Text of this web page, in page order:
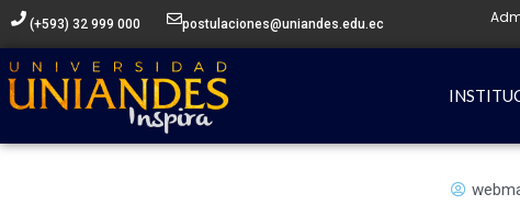
contenido
(+593) 32 999 000 postulaciones@uniandes.edu.ec